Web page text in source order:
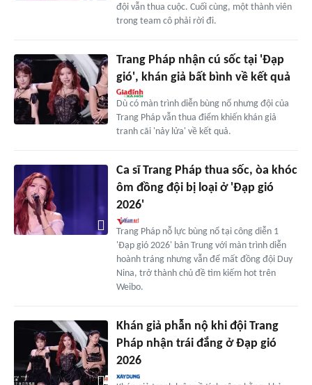
đội vẫn thua cuộc. Cuối cùng, một thành viên
trong team cô phải rời đi.
Trang Pháp nhận cú sốc tại 'Đạp
gió', khán giả bất bình về kết quả
Dù có màn trình diễn bùng nổ nhưng đội của
Trang Pháp vẫn thua điểm khiến khán giả
tranh cãi 'nảy lửa' về kết quả.
Ca sĩ Trang Pháp thua sốc, òa khóc
ôm đồng đội bị loại ở 'Đạp gió
2026'
Trang Pháp nỗ lực bùng nổ tại công diễn 1
'Đạp gió 2026' bản Trung với màn trình diễn
hoành tráng nhưng vẫn để mất đồng đội Duy
Nina, trở thành chủ đề tìm kiếm hot trên
Weibo.
Khán giả phẫn nộ khi đội Trang
Pháp nhận trái đắng ở Đạp gió
2026